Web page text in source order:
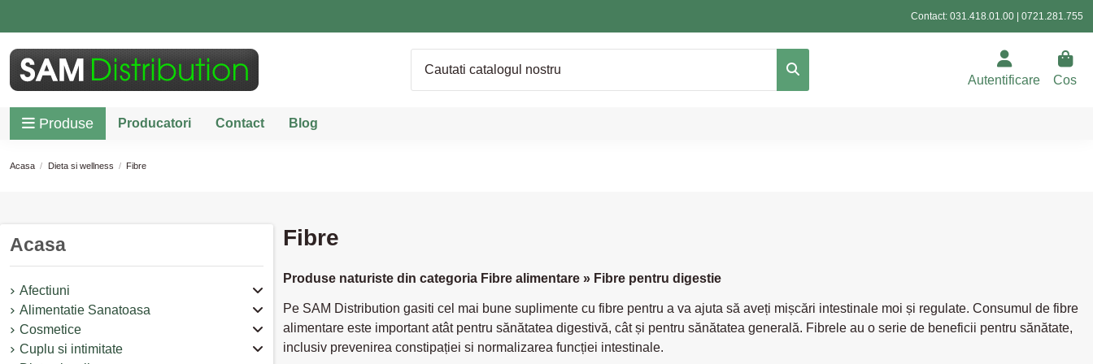
Contact: 031.418.01.00 0721.281.755
Autentificare Cos
Produse Producatori Contact Blog
Acasa Dieta si wellness Fibre
Fibre
Produse naturiste din categoria Fibre alimentare » Fibre pentru digestie
Pe SAM Distribution gasiti cel mai bune suplimente cu fibre pentru a va ajuta să aveți mișcări intestinale moi și regulate. Consumul de fibre
alimentare este important atât pentru sănătatea digestivă, cât și pentru sănătatea generală. Fibrele au o serie de beneficii pentru sănătate,
inclusiv prevenirea constipației si normalizarea funcției intestinale.
Acasa
Afectiuni
Alimentatie Sanatoasa
Cosmetice
Cuplu si intimitate